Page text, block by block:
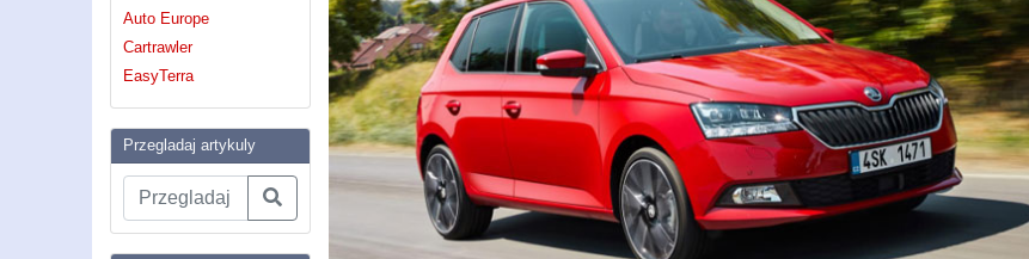
Auto Europe
Cartrawler
EasyTerra
Przegladaj artykuly